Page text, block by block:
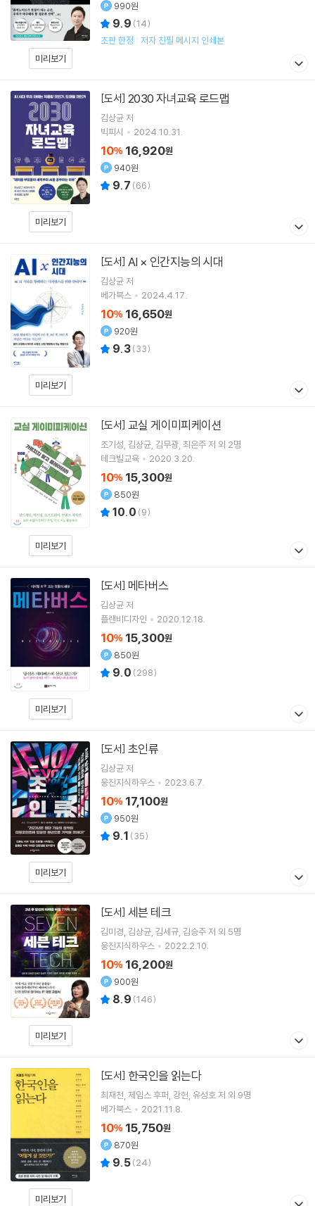
미리보기
990원
9.9 (14)
초판 한정 : 저자 친필 메시지 인쇄본
미리보기
[도서] 2030 자녀교육 로드맵
김상균저
빅피시
2024.10.31.
10% 16,920원
940원
9.7 (66)
미리보기
[도서] AI × 인간지능의 시대
김상균저
베가북스
2024.4.17.
10% 16,650원
920원
9.3(33)
미리보기
[도서] 교실 게이미피케이션
조기성 김상균 김무광 최은주저 외 2명
테크빌교육
2020.3.20.
10% 15,300원
850원
10.0 (9)
미리보기
[도서] 메타버스
김상균저
플랜비디자인
2020.12.18.
10% 15,300원
850원
9.0 (298)
미리보기
[도서] 초인류
김상균저
웅진지식하우스
2023.6.7.
10% 17,100원
950원
9.1 (35)
미리보기
[도서] 세븐 테크
김미경 김상균 김세규 김승주저 외 5명
웅진지식하우스
2022.2.10.
10% 16,200원
900원
8.9 (146)
미리보기
[도서] 한국인을 읽는다
최재천 제임스 후퍼 강헌 유성호저 외 9명
베가북스
2021.11.8.
10% 15,750원
870원
9.5(24)